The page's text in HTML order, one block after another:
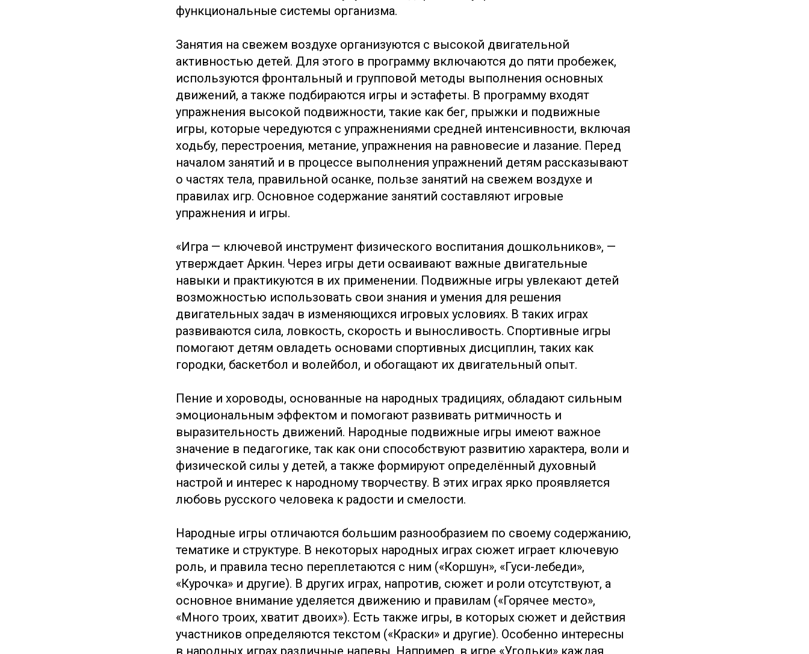
функциональные системы организма.
Занятия на свежем воздухе организуются с высокой двигательной
активностью детей. Для этого в программу включаются до пяти пробежек,
используются фронтальный и групповой методы выполнения основных
движений, а также подбираются игры и эстафеты. В программу входят
упражнения высокой подвижности, такие как бег, прыжки и подвижные
игры, которые чередуются с упражнениями средней интенсивности, включая
ходьбу, перестроения, метание, упражнения на равновесие и лазание. Перед
началом занятий и в процессе выполнения упражнений детям рассказывают
о частях тела, правильной осанке, пользе занятий на свежем воздухе и
правилах игр. Основное содержание занятий составляют игровые
упражнения и игры.
«Игра — ключевой инструмент физического воспитания дошкольников», —
утверждает Аркин. Через игры дети осваивают важные двигательные
навыки и практикуются в их применении. Подвижные игры увлекают детей
возможностью использовать свои знания и умения для решения
двигательных задач в изменяющихся игровых условиях. В таких играх
развиваются сила, ловкость, скорость и выносливость. Спортивные игры
помогают детям овладеть основами спортивных дисциплин, таких как
городки, баскетбол и волейбол, и обогащают их двигательный опыт.
Пение и хороводы, основанные на народных традициях, обладают сильным
эмоциональным эффектом и помогают развивать ритмичность и
выразительность движений. Народные подвижные игры имеют важное
значение в педагогике, так как они способствуют развитию характера, воли и
физической силы у детей, а также формируют определённый духовный
настрой и интерес к народному творчеству. В этих играх ярко проявляется
любовь русского человека к радости и смелости.
Народные игры отличаются большим разнообразием по своему содержанию,
тематике и структуре. В некоторых народных играх сюжет играет ключевую
роль, и правила тесно переплетаются с ним («Коршун», «Гуси-лебеди»,
«Курочка» и другие). В других играх, напротив, сюжет и роли отсутствуют, а
основное внимание уделяется движению и правилам («Горячее место»,
«Много троих, хватит двоих»). Есть также игры, в которых сюжет и действия
участников определяются текстом («Краски» и другие). Особенно интересны
в народных играх различные напевы. Например, в игре «Угольки» каждая